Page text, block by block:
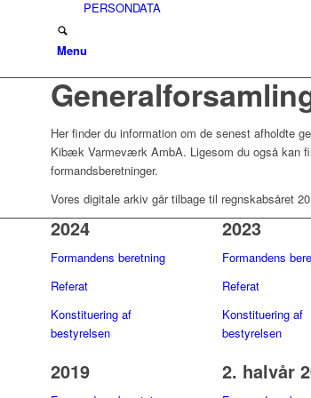
PERSONDATA
Menu
Her finder du information om de senest afholdte
Kibæk Varmeværk AmbA. Ligesom du også kan
formandsberetninger.
Vores digitale arkiv går tilbage til regnskabsåret
2024
Formandens beretning
Referat
Konstituering af
bestyrelsen
2023
Formandens
Referat
Konstituering af
bestyrelsen
2019 2. halvår